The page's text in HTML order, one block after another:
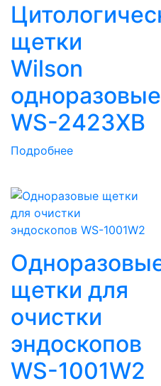
щетки
Wilson
одноразовые
WS-2423XB
Подробнее
щетки для
очистки
эндоскопов
WS-1001W2